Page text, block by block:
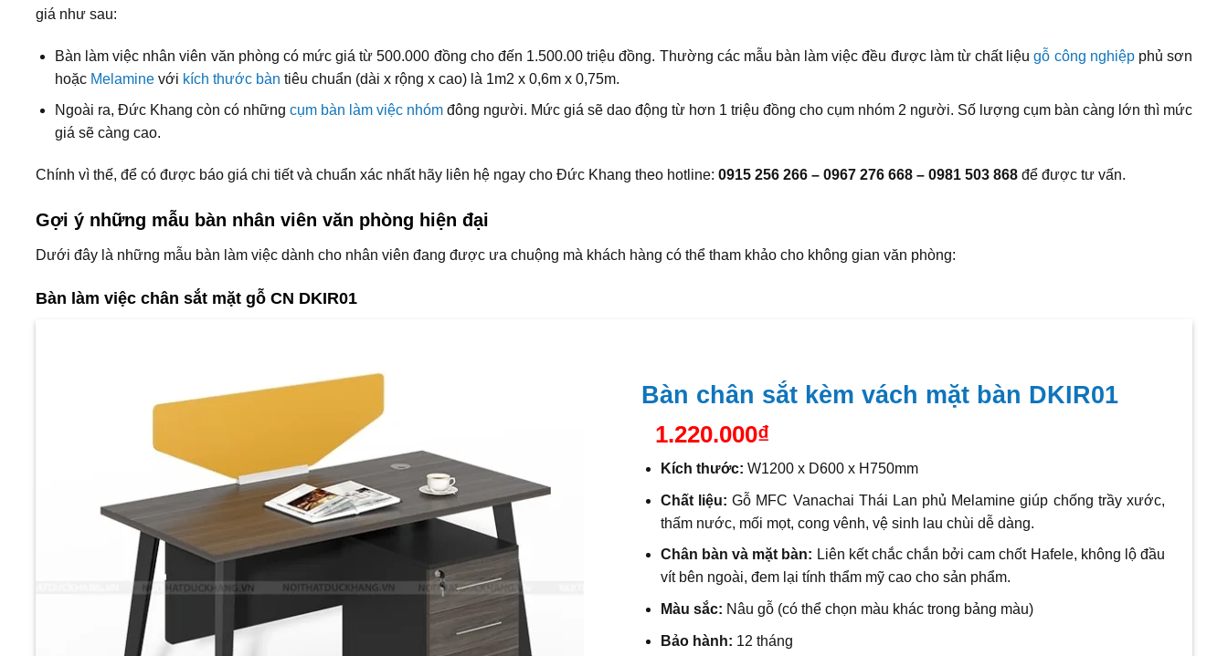
giá như sau:
Bàn làm việc nhân viên văn phòng có mức giá từ 500.000 đồng cho đến 1.500.00 triệu đồng. Thường các mẫu bàn làm việc đều được làm từ chất liệugỗ công nghiệpphủ sơn
hoặc Melaminevới kích thước bàn tiêu chuẩn (dài x rộng x cao) là 1m2 x 0,6m x 0,75m.
Ngoài ra, Đức Khang còn có những cụm bàn làm việc nhómđông người. Mức giá sẽ dao động từ hơn 1 triệu đồng cho cụm nhóm 2 người. Số lượng cụm bàn càng lớn thì mức
giá sẽ càng cao.
Chính vì thế, để có được báo giá chi tiết và chuẩn xác nhất hãy liên hệ ngay cho Đức Khang theo hotline: 0915 256 266 – 0967 276 668 – 0981 503 868 để được tư vấn.
Gợi ý những mẫu bàn nhân viên văn phòng hiện đại
Dưới đây là những mẫu bàn làm việc dành cho nhân viên đang được ưa chuộng mà khách hàng có thể tham khảo cho không gian văn phòng:
Bàn làm việc chân sắt mặt gỗ CN DKIR01
Bàn chân sắt kèm vách mặt bàn DKIR01
1.220.000₫
Kích thước: W1200 x D600 x H750mm
Chất liệu: Gỗ MFC Vanachai Thái Lan phủ Melamine giúp chống trầy xước,
thấm nước, mối mọt, cong vênh, vệ sinh lau chùi dễ dàng.
Chân bàn và mặt bàn: Liên kết chắc chắn bởi cam chốt Hafele, không lộ đầu
vít bên ngoài, đem lại tính thẩm mỹ cao cho sản phẩm.
Màu sắc: Nâu gỗ(có thể chọn màu khác trong bảng màu)
Bảo hành: 12 tháng